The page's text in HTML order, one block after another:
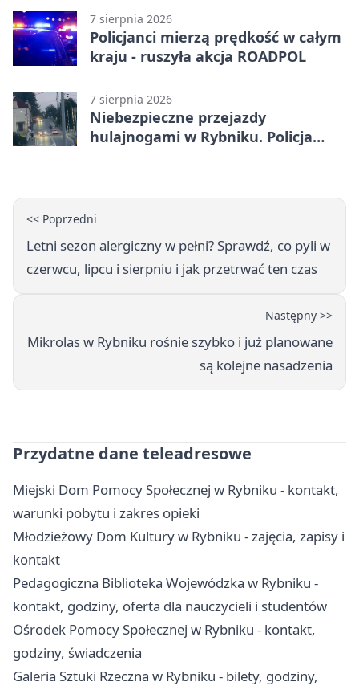
7 sierpnia 2026
Policjanci mierzą prędkość w całym
kraju - ruszyła akcja ROADPOL
7 sierpnia 2026
Niebezpieczne przejazdy
hulajnogami w Rybniku. Policja
<< Poprzedni
Letni sezon alergiczny w pełni? Sprawdź, co pyli w
czerwcu, lipcu i sierpniu i jak przetrwać ten czas
Następny >>
Mikrolas w Rybniku rośnie szybko i już planowane
są kolejne nasadzenia
Przydatne dane teleadresowe
Miejski Dom Pomocy Społecznej w Rybniku - kontakt,
warunki pobytu i zakres opieki
Młodzieżowy Dom Kultury w Rybniku - zajęcia, zapisy i
kontakt
Pedagogiczna Biblioteka Wojewódzka w Rybniku -
kontakt, godziny, oferta dla nauczycieli i studentów
Ośrodek Pomocy Społecznej w Rybniku - kontakt,
godziny, świadczenia
Galeria Sztuki Rzeczna w Rybniku - bilety, godziny,